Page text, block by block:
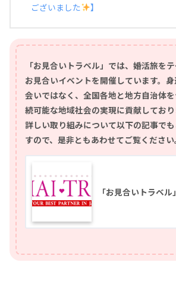
ございました
】
「お見合いトラベル」では、婚活旅を
お見合いイベントを開催しています。
会いではなく、全国各地と地方自治体
続可能な地域社会の実現に貢献しており
詳しい取り組みについて以下の記事で
すので、是非ともあわせてご覧ください。
「お見合いトラベ